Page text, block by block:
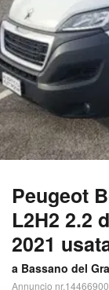
Peugeot
L2H2 2.2
2021
a Bassano del
Annuncio